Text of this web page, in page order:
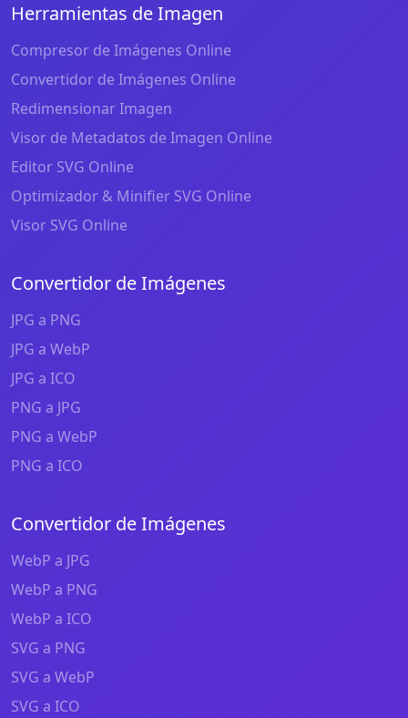
Herramientas de Imagen
Compresor de Imágenes Online
Convertidor de Imágenes Online
Redimensionar Imagen
Visor de Metadatos de Imagen Online
Editor SVG Online
Optimizador & Minifier SVG Online
Visor SVG Online
Convertidor de Imágenes
JPG a PNG
JPG a WebP
JPG a ICO
PNG a JPG
PNG a WebP
PNG a ICO
Convertidor de Imágenes
WebP a JPG
WebP a PNG
WebP a ICO
SVG a PNG
SVG a WebP
SVG a ICO